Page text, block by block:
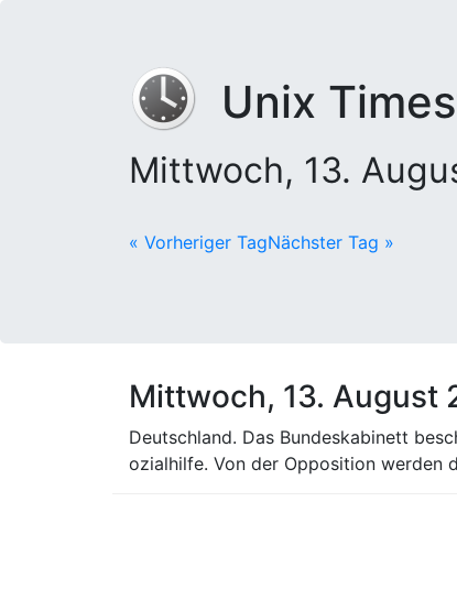
Unix
Mittwoch, 13.
« Vorheriger TagNächster Tag »
Mittwoch, 13. August
Deutschland. Das Bundeskabinett
ozialhilfe. Von der Opposition werden